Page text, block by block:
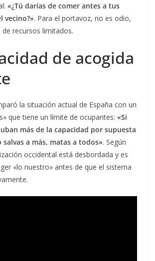
«¿Tú darías de comer antes a tus
vecino?». Para el portavoz, no es odio,
recursos limitados.
de acogida
la situación actual de España con un
que tiene un límite de ocupantes: «Si
más de la capacidad por supuesta
a más, matas a todos». Según
occidental está desbordada y es
«lo nuestro» antes de que el sistema